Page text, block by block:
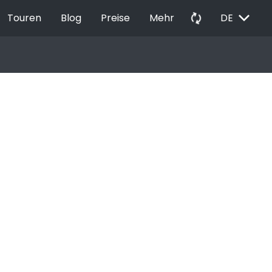
Touren Blog Preise Mehr autorenew DE EXPAND_MORE